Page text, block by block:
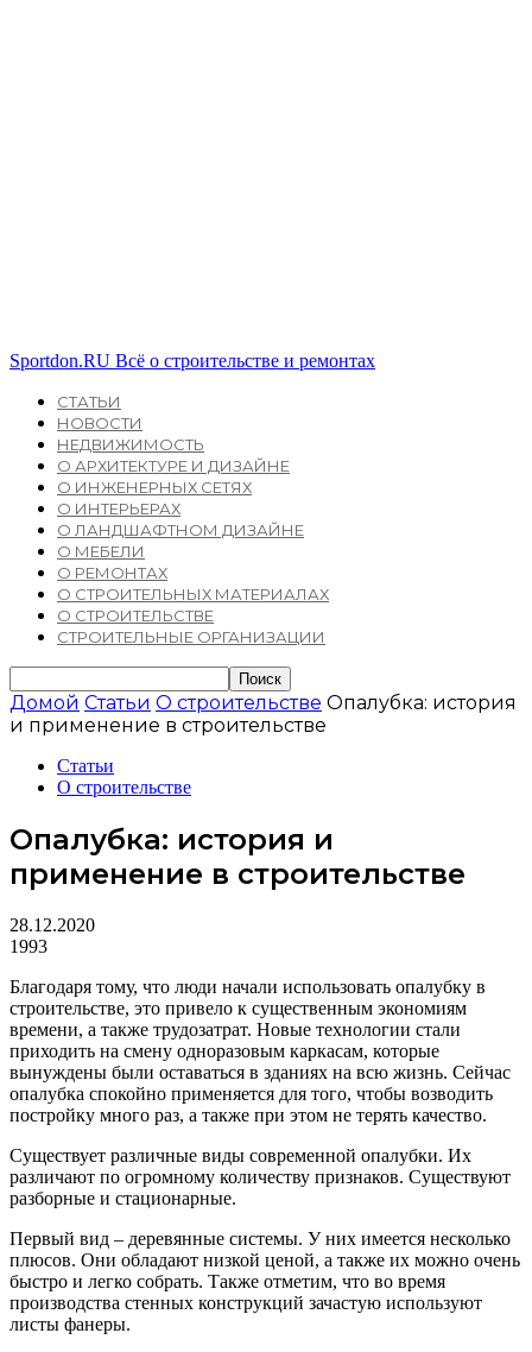
Sportdon.RU Всё о строительстве и ремонтах
СТАТЬИ
НОВОСТИ
НЕДВИЖИМОСТЬ
О АРХИТЕКТУРЕ И ДИЗАЙНЕ
О ИНЖЕНЕРНЫХ СЕТЯХ
О ИНТЕРЬЕРАХ
О ЛАНДШАФТНОМ ДИЗАЙНЕ
О МЕБЕЛИ
О РЕМОНТАХ
О СТРОИТЕЛЬНЫХ МАТЕРИАЛАХ
О СТРОИТЕЛЬСТВЕ
СТРОИТЕЛЬНЫЕ ОРГАНИЗАЦИИ
Домой Статьи О строительстве Опалубка: история
и применение в строительстве
Статьи
О строительстве
Опалубка: история и
применение в строительстве
28.12.2020
1993
Благодаря тому, что люди начали использовать опалубку в
строительстве, это привело к существенным экономиям
времени, а также трудозатрат. Новые технологии стали
приходить на смену одноразовым каркасам, которые
вынуждены были оставаться в зданиях на всю жизнь. Сейчас
опалубка спокойно применяется для того, чтобы возводить
постройку много раз, а также при этом не терять качество.
Существует различные виды современной опалубки. Их
различают по огромному количеству признаков. Существуют
разборные и стационарные.
Первый вид – деревянные системы. У них имеется несколько
плюсов. Они обладают низкой ценой, а также их можно очень
быстро и легко собрать. Также отметим, что во время
производства стенных конструкций зачастую используют
листы фанеры.